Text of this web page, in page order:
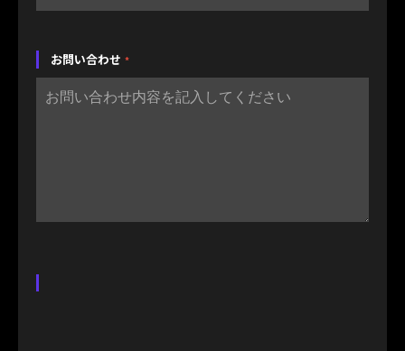
お問い合わせ *